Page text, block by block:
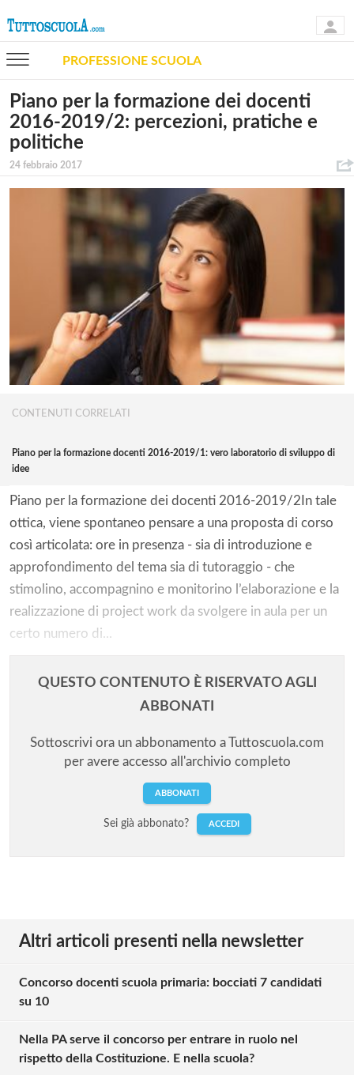
PROFESSIONE SCUOLA
Piano per la formazione dei docenti
2016-2019/2: percezioni, pratiche e
politiche
24 febbraio 2017
CONTENUTI CORRELATI
Piano per la formazione docenti 2016-2019/1: vero laboratorio di sviluppo di
idee
Piano per la formazione dei docenti 2016-2019/2In tale
ottica, viene spontaneo pensare a una proposta di corso
così articolata: ore in presenza - sia di introduzione e
approfondimento del tema sia di tutoraggio - che
stimolino, accompagnino e monitorino l’elaborazione e la
realizzazione di project work da svolgere in aula per un
certo numero di...
QUESTO CONTENUTO È RISERVATO AGLI
ABBONATI
Sottoscrivi ora un abbonamento a Tuttoscuola.com
per avere accesso all'archivio completo
ABBONATI
Sei già abbonato? ACCEDI
Altri articoli presenti nella newsletter
Concorso docenti scuola primaria: bocciati 7 candidati
su 10
Nella PA serve il concorso per entrare in ruolo nel
rispetto della Costituzione. E nella scuola?